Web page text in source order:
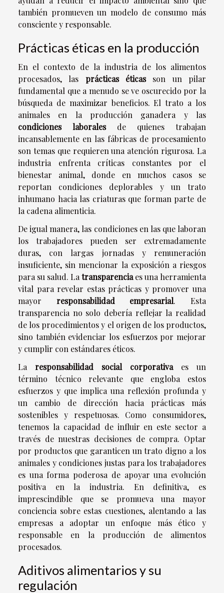
también promueven un modelo de consumo más
consciente y responsable.
Prácticas éticas en la producción
En el contexto de la industria de los alimentos
procesados, las prácticas éticasson un pilar
fundamental que a menudo se ve oscurecido por la
búsqueda de maximizar beneficios. El trato a los
animales en la producción ganadera y las
condiciones laboralesde quienes trabajan
incansablemente en las fábricas de procesamiento
son temas que requieren una atención rigurosa. La
industria enfrenta críticas constantes por el
bienestar animal, donde en muchos casos se
reportan condiciones deplorables y un trato
inhumano hacia las criaturas que forman parte de
la cadena alimenticia.
De igual manera, las condiciones en las que laboran
los trabajadores pueden ser extremadamente
duras, con largas jornadas y remuneración
insuficiente, sin mencionar la exposición a riesgos
para su salud. La transparenciaes una herramienta
vital para revelar estas prácticas y promover una
mayor responsabilidad empresarial. Esta
transparencia no solo debería reflejar la realidad
de los procedimientos y el origen de los productos,
sino también evidenciar los esfuerzos por mejorar
y cumplir con estándares éticos.
La responsabilidad social corporativaes un
término técnico relevante que engloba estos
esfuerzos y que implica una reflexión profunda y
un cambio de dirección hacia prácticas más
sostenibles y respetuosas. Como consumidores,
tenemos la capacidad de influir en este sector a
través de nuestras decisiones de compra. Optar
por productos que garanticen un trato digno a los
animales y condiciones justas para los trabajadores
es una forma poderosa de apoyar una evolución
positiva en la industria. En definitiva, es
imprescindible que se promueva una mayor
conciencia sobre estas cuestiones, alentando a las
empresas a adoptar un enfoque más ético y
responsable en la producción de alimentos
procesados.
Aditivos alimentarios y su
regulación